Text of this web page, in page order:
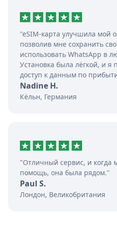
"eSIM-карта улучшила мой
позволив мне сохранить
использовать WhatsApp в
Установка была лёгкой, и я
доступ к данным по
Nadine H.
Кёльн, Германия
"Отличный сервис, и когда
помощь, она была рядом."
Paul S.
Лондон, Великобритания